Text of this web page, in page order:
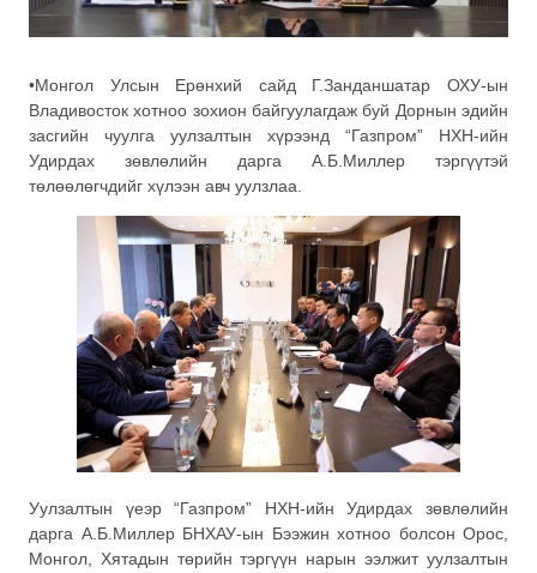
•Монгол Улсын Ерөнхий сайд Г.Занданшатар ОХУ-ын
Владивосток хотноо зохион байгуулагдаж буй Дорнын эдийн
засгийн чуулга уулзалтын хүрээнд “Газпром” НХН-ийн
Удирдах зөвлөлийн дарга А.Б.Миллер тэргүүтэй
төлөөлөгчдийг хүлээн авч уулзлаа.
Уулзалтын үеэр “Газпром” НХН-ийн Удирдах зөвлөлийн
дарга А.Б.Миллер БНХАУ-ын Бээжин хотноо болсон Орос,
Монгол, Хятадын төрийн тэргүүн нарын ээлжит уулзалтын